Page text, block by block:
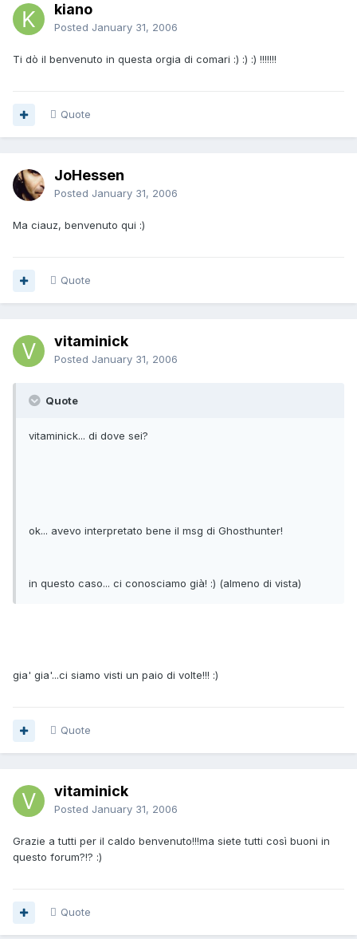
kiano
Posted January 31, 2006
Ti dò il benvenuto in questa orgia di comari :) :) :) !!!!!!!
Quote
JoHessen
Posted January 31, 2006
Ma ciauz, benvenuto qui :)
Quote
vitaminick
Posted January 31, 2006
Quote
vitaminick... di dove sei?
ok... avevo interpretato bene il msg di Ghosthunter!
in questo caso... ci conosciamo già! :) (almeno di vista)
gia' gia'...ci siamo visti un paio di volte!!! :)
Quote
vitaminick
Posted January 31, 2006
Grazie a tutti per il caldo benvenuto!!!ma siete tutti così buoni in
questo forum?!? :)
Quote